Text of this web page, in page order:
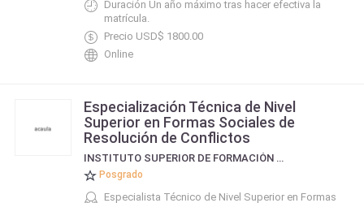
Duración Un año máximo tras hacer efectiva la
matrícula.
Precio USD$ 1800.00
Online
Especialización Técnica de Nivel
Superior en Formas Sociales de
Resolución de Conflictos
INSTITUTO SUPERIOR DE FORMACIÓN INTEGRAL
Posgrado
Especialista Técnico de Nivel Superior en Formas